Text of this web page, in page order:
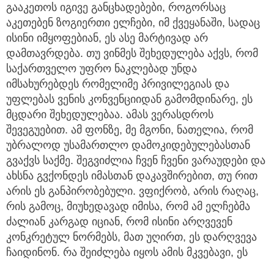
გააკეთოს იგივე განცხადებები, როგორსაც
აკეთებენ ზოგიერთი ელჩები, იმ ქვეყანაში, სადაც
ისინი იმყოფებიან, ეს ასე მარტივად არ
დამთავრდება. თუ ვინმეს შეხედულება აქვს, რომ
საქართველო უფრო ნაკლებად უნდა
იმსახურებდეს რომელიმე პრივილეგიას და
უფლებას ვენის კონვენციიდან გამომდინარე, ეს
მცდარი შეხედულებაა. ამას ვერასდროს
შევეგუებით. ამ ფონზე, მე მგონი, ნათელია, რომ
უბრალოდ უსამართლო დამოკიდებულებასთან
გვაქვს საქმე. შეგვიძლია ჩვენ ჩვენი ვარაუდები და
ახსნა გვქონდეს იმასთან დაკავშირებით, თუ რით
არის ეს განპირობებული. ვფიქრობ, არის რაღაც,
რის გამოც, მიუხედავად იმისა, რომ ამ ელჩებმა
ძალიან კარგად იციან, რომ ისინი არღვევენ
კონკრეტულ ნორმებს, მათ უღირთ, ეს დარღვევა
ჩაიდინონ. რა შეიძლება იყოს ამის მკვებავი, ეს